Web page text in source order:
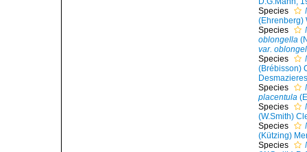
Species
(Ehrenberg)
Species
oblongella
var.
Species
(Brébisson)
Species
placentula
Species
(W.Smith)
Species
(Kützing)
Species